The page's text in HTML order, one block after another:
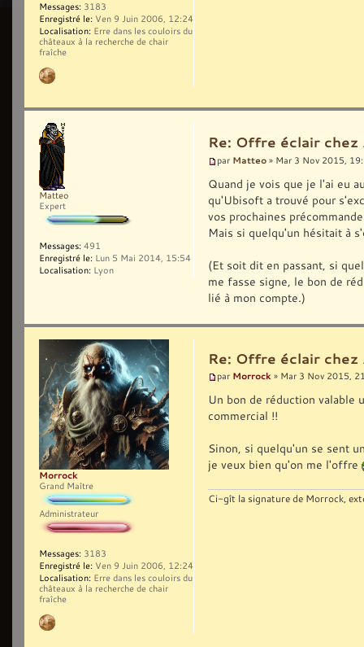
Messages: 3183
Enregistré le: Ven 9 Juin 2006, 12:24
Localisation: Erre dans les couloirs du
châteaux à la recherche de chair
fraîche
Re: Offre éclair
par Matteo » Mar 3 Nov 2015,
Quand je vois que je l'ai eu
qu'Ubisoft a trouvé pour
vos prochaines
Mais si quelqu'un hésitait à
(Et soit dit en passant, si
me fasse signe, le bon de
lié à mon compte.)
Matteo
Expert
Messages: 491
Enregistré le: Lun 5 Mai 2014, 15:54
Localisation: Lyon
Re: Offre éclair
par Morrock » Mar 3 Nov 2015,
Un bon de réduction valable
commercial !!
Sinon, si quelqu'un se sent
je veux bien qu'on me l'offre
Ci-gît la signature de Morrock,
Morrock
Grand Maître
Administrateur
Messages: 3183
Enregistré le: Ven 9 Juin 2006, 12:24
Localisation: Erre dans les couloirs du
châteaux à la recherche de chair
fraîche